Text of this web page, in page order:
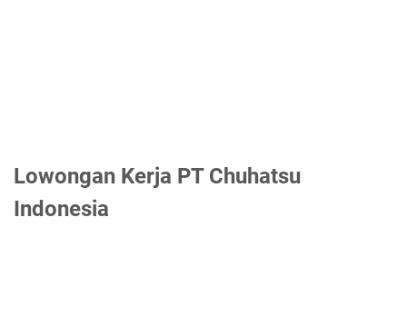
Lowongan Kerja PT Chuhatsu
Indonesia